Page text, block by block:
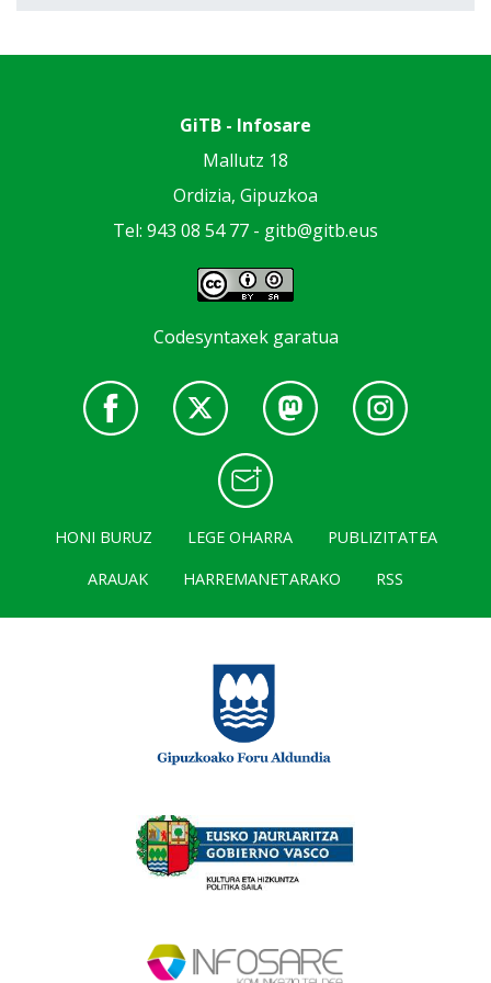
GiTB - Infosare
Mallutz 18
Ordizia, Gipuzkoa
Tel: 943 08 54 77 - gitb@gitb.eus
Codesyntaxek garatua
HONI BURUZ LEGE OHARRA
PUBLIZITATEA
ARAUAK
HARREMANETARAKO RSS